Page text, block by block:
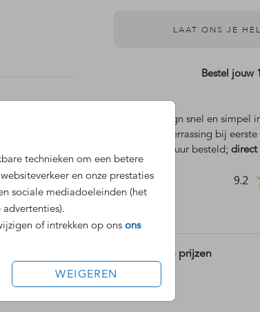
technieken om een betere
en onze prestaties
sociale mediadoeleinden (het
of intrekken op ons ons
WEIGEREN
LAAT ONS JE
Bestel jouw
Dit design snel en simpel
verrassing bij
Voor 18 uur besteld; direct
9.2
Formaten en prijzen